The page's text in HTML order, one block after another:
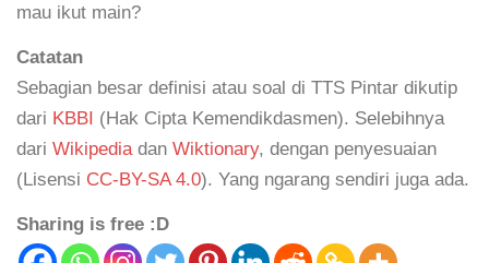
mau ikut main?
Catatan
Sebagian besar definisi atau soal di TTS Pintar dikutip
dari KBBI (Hak Cipta Kemendikdasmen). Selebihnya
dari Wikipediadan Wiktionary, dengan penyesuaian
(Lisensi CC-BY-SA 4.0). Yang ngarang sendiri juga ada.
Sharing is free :D